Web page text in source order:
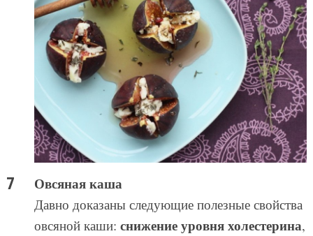
Овсяная каша
Давно доказаны следующие полезные свойства
овсяной каши: снижение уровня холестерина,